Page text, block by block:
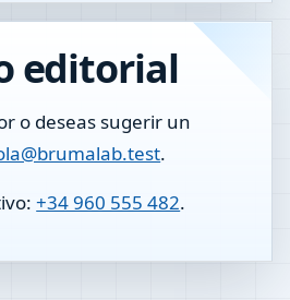
editorial
o deseas sugerir un
.
+34 960 555 482.